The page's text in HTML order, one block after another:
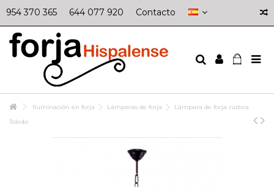
954 370 365 644 077 920 Contacto
Iluminación en forja Lámparas de forja
Lámpara de forja rústica
Toledo